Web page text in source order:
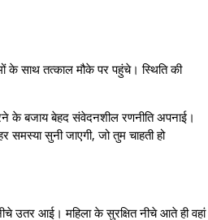
के साथ तत्काल मौके पर पहुंचे। स्थिति की
के बजाय बेहद संवेदनशील रणनीति अपनाई।
समस्या सुनी जाएगी, जो तुम चाहती हो
उतर आई। महिला के सुरक्षित नीचे आते ही वहां